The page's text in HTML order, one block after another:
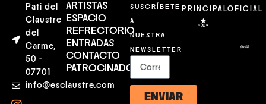
Pati del
Claustre
del
Carme,
50 -
07701
info@esclaustre.com
ARTISTAS
ESPACIO
REFRECTORIO
ENTRADAS
CONTACTO
PATROCINADORES
SUSCRÍBETE
A
NUESTRA
NEWSLETTER
ENVIAR
PRINCIPALOFICIAL